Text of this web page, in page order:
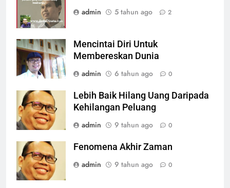
admin
5 tahun ago 2
Mencintai Diri Untuk
Membereskan Dunia
admin
6 tahun ago 0
Lebih Baik Hilang Uang Daripada
Kehilangan Peluang
admin
9 tahun ago 0
Fenomena Akhir Zaman
admin
9 tahun ago 0